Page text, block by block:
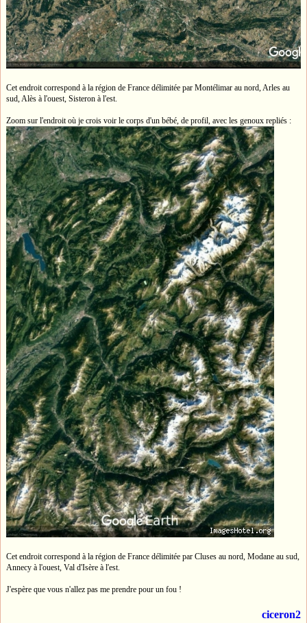
Cet endroit correspond à la région de France délimitée par Montélimar au nord, Arles au
sud, Alès à l'ouest, Sisteron à l'est.
Zoom sur l'endroit où je crois voir le corps d'un bébé, de profil, avec les genoux repliés :
Cet endroit correspond à la région de France délimitée par Cluses au nord, Modane au sud,
Annecy à l'ouest, Val d'Isère à l'est.
J'espère que vous n'allez pas me prendre pour un fou !
ciceron2